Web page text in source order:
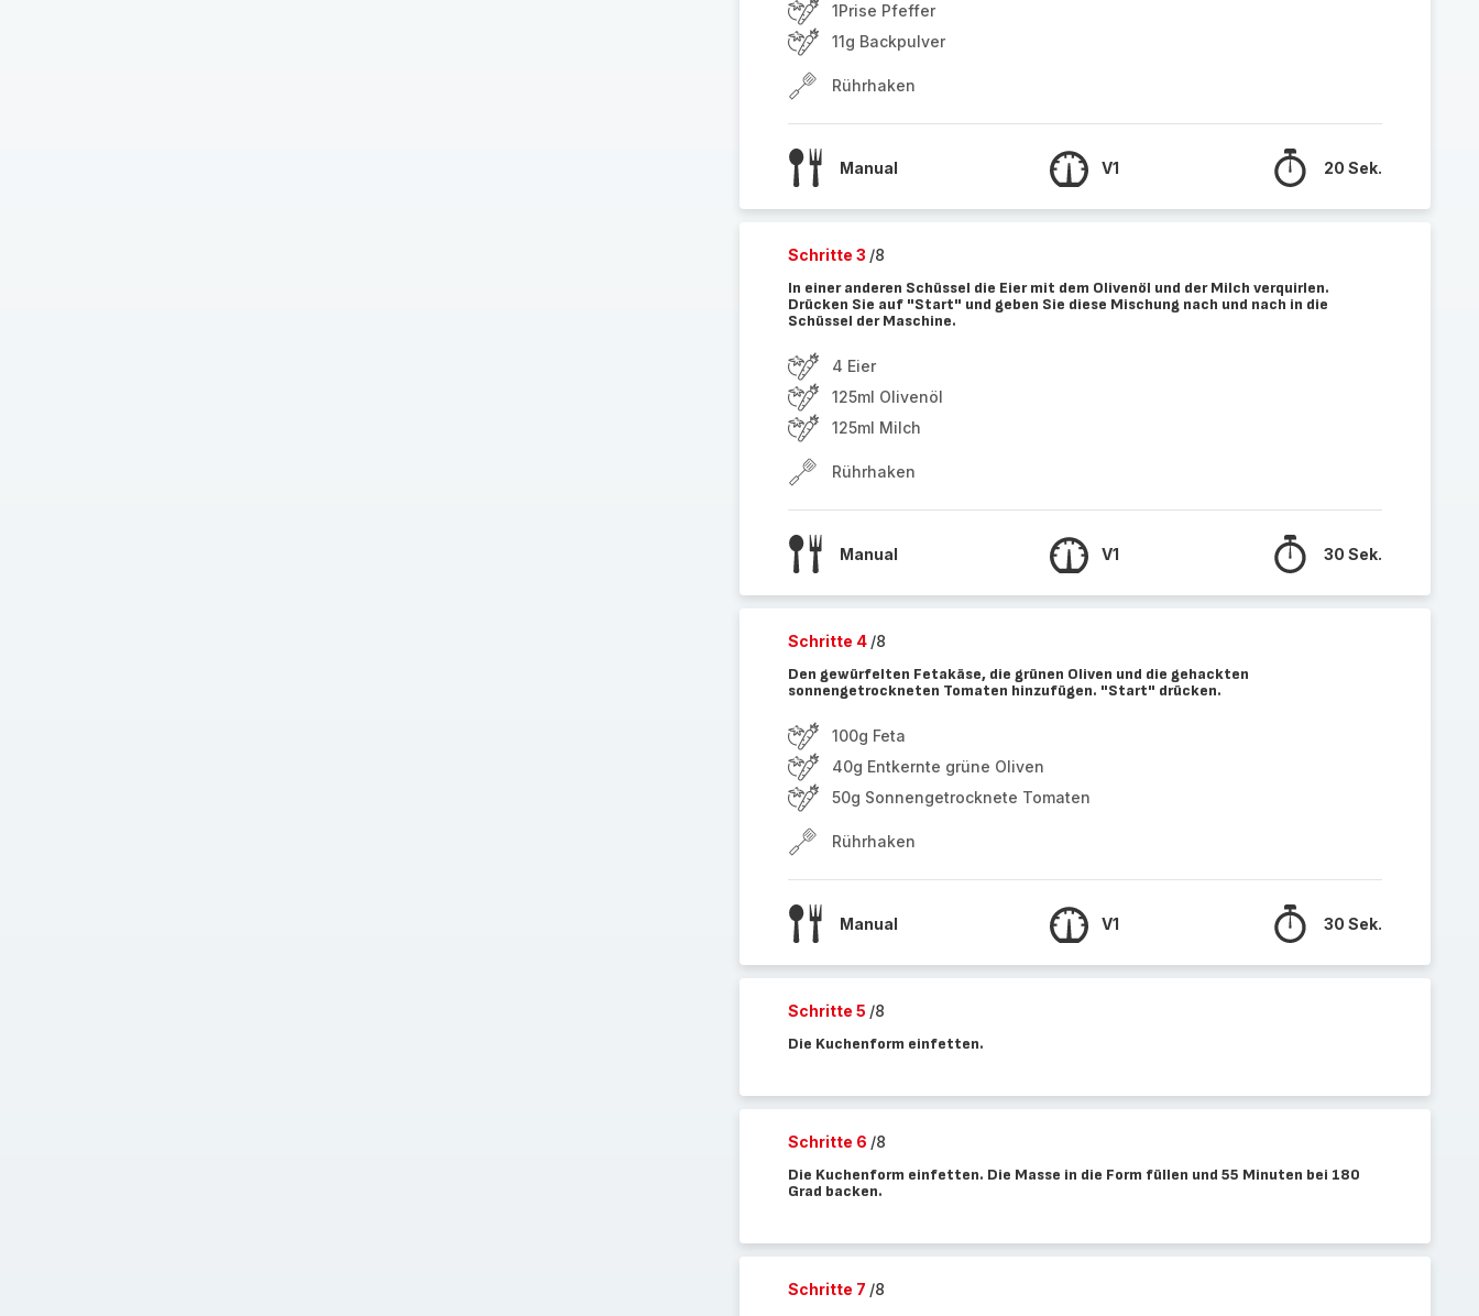
1Prise Pfeffer
11g Backpulver
Rührhaken
Manual V1 20 Sek.
Schritte 3 /8
In einer anderen Schüssel die Eier mit dem Olivenöl und der Milch verquirlen.
Drücken Sie auf "Start" und geben Sie diese Mischung nach und nach in die
Schüssel der Maschine.
4 Eier
125ml Olivenöl
125ml Milch
Rührhaken
Manual V1 30 Sek.
Schritte 4 /8
Den gewürfelten Fetakäse, die grünen Oliven und die gehackten
sonnengetrockneten Tomaten hinzufügen. "Start" drücken.
100g Feta
40g Entkernte grüne Oliven
50g Sonnengetrocknete Tomaten
Rührhaken
Manual V1 30 Sek.
Schritte 5 /8
Die Kuchenform einfetten.
Schritte 6 /8
Die Kuchenform einfetten. Die Masse in die Form füllen und 55 Minuten bei 180
Grad backen.
Schritte 7 /8